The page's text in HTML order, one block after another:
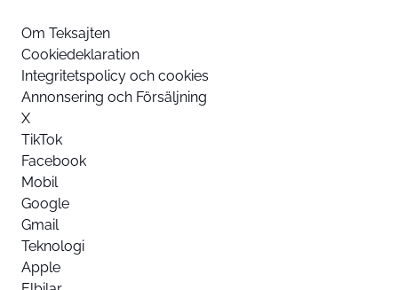
Om Teksajten
Cookiedeklaration
Integritetspolicy och cookies
Annonsering och Försäljning
X
TikTok
Facebook
Mobil
Google
Gmail
Teknologi
Apple